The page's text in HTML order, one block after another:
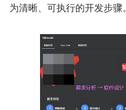
为清晰、可执行的开发步骤。